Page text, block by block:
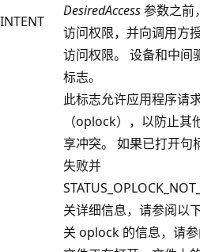
DesiredAccess参数之前
访问权限，并向调用方
访问权限。 设备和中间
标志。
此标志允许应用程序请
（oplock），以防止其
享冲突。 如果已打开句
失败并
关详细信息，请参阅以
关 oplock 的信息，请